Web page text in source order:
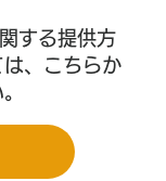
する提供方
、こちらか
。